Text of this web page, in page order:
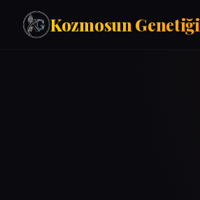
Kozmosun Genetiği